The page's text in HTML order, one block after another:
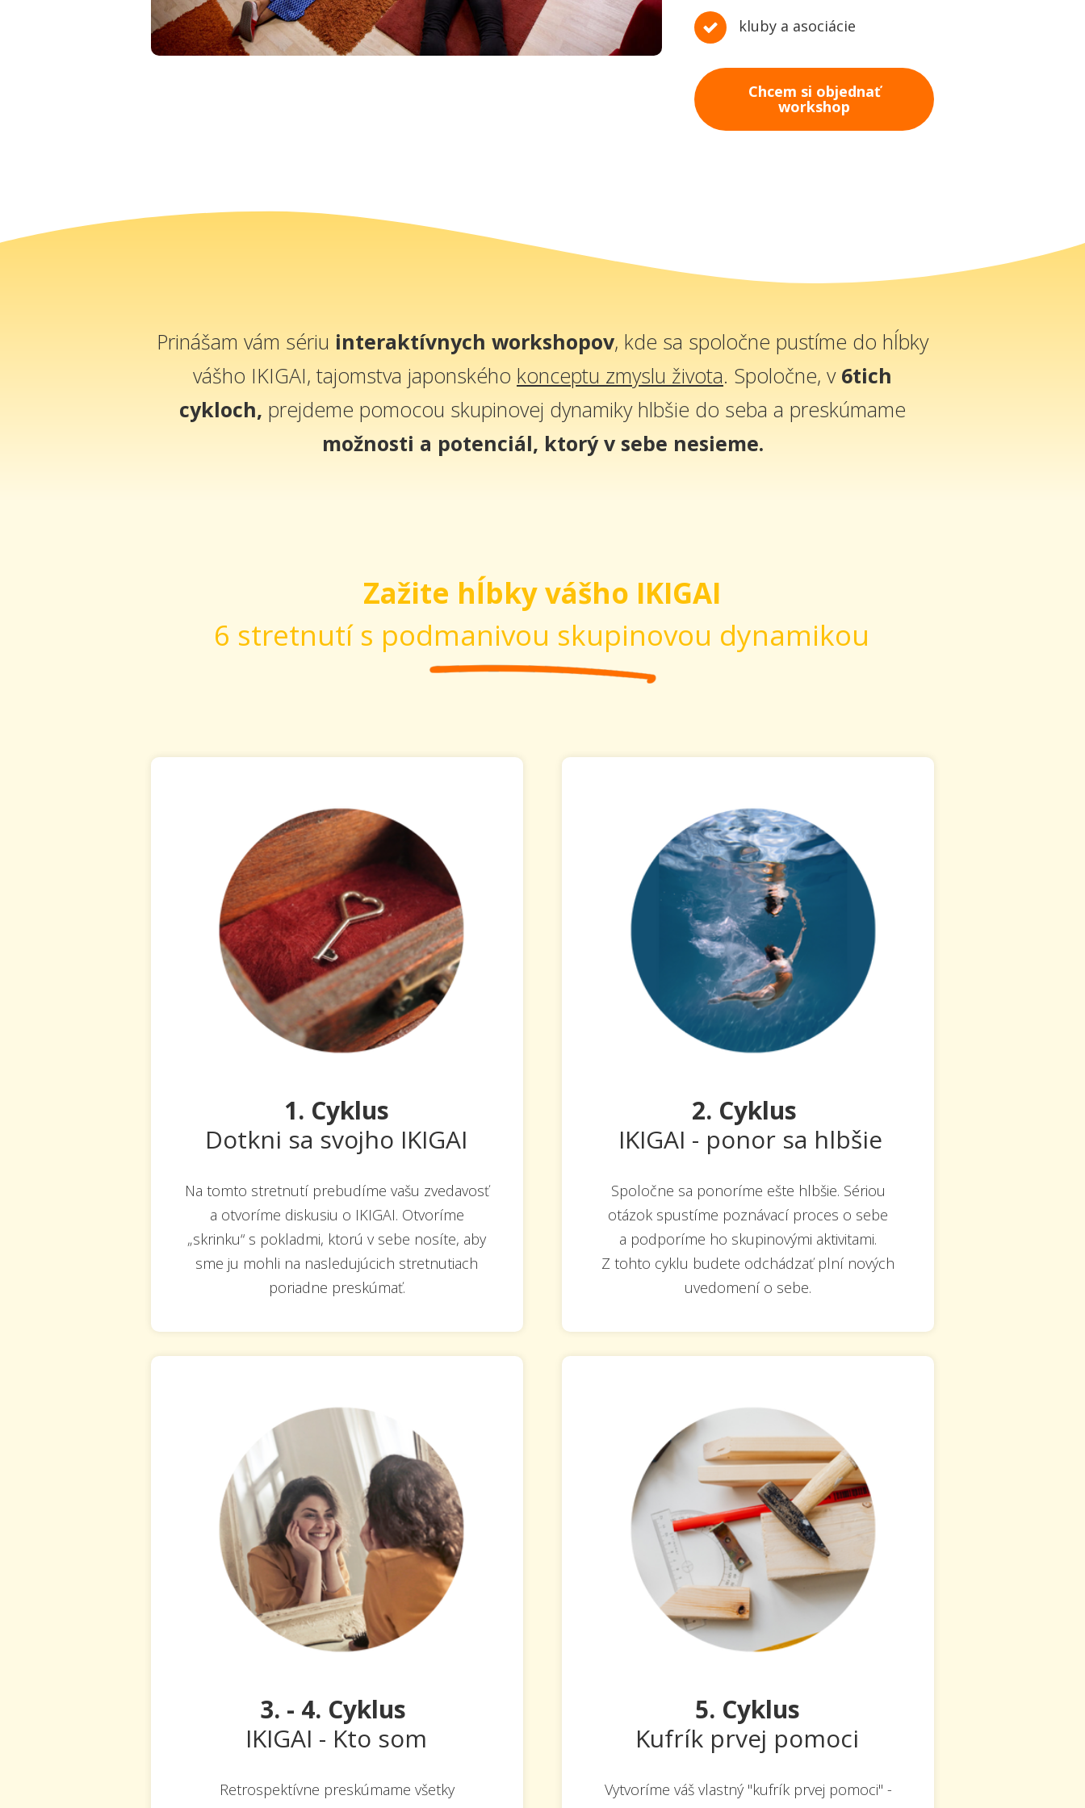
kluby a asociácie
Chcem si objednať
workshop
Prinášam vám sériu interaktívnych workshopov, kde sa spoločne pustíme do hĺbky
vášho IKIGAI, tajomstva japonského konceptu zmyslu života. Spoločne, v6tich
cykloch, prejdeme pomocou skupinovej dynamiky hlbšie do seba a preskúmame
možnosti a potenciál, ktorý v sebe nesieme.
Zažite hĺbky vášho IKIGAI
6 stretnutí s podmanivou skupinovou dynamikou
1. Cyklus
Dotkni sa svojho IKIGAI
Na tomto stretnutí prebudíme vašu zvedavosť
a otvoríme diskusiu o IKIGAI. Otvoríme
„skrinku“ s pokladmi, ktorú v sebe nosíte, aby
sme ju mohli na nasledujúcich stretnutiach
poriadne preskúmať.
3. - 4. Cyklus
IKIGAI - Kto som
Retrospektívne preskúmame všetky
2. Cyklus
IKIGAI - ponor sa hlbšie
Spoločne sa ponoríme ešte hlbšie. Sériou
otázok spustíme poznávací proces o sebe
a podporíme ho skupinovými aktivitami.
Z tohto cyklu budete odchádzať plní nových
uvedomení o sebe.
5. Cyklus
Kufrík prvej pomoci
Vytvoríme váš vlastný "kufrík prvej pomoci" -